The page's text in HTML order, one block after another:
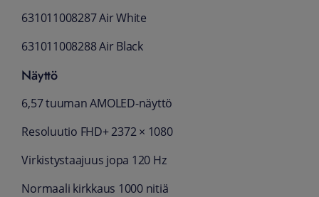
631011008287 Air White
631011008288 Air Black
Näyttö
6,57 tuuman AMOLED‑näyttö
Resoluutio FHD+ 2372 × 1080
Virkistystaajuus jopa 120 Hz
Normaali kirkkaus 1000 nitiä